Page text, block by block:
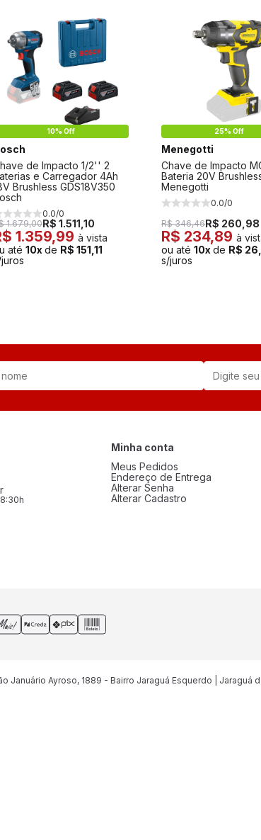
10% Off
de Impacto 1/2'' 2
e Carregador 4Ah
Brushless GDS18V350
0.0/0
1.679,00R$ 1.511,10
1.359,99 à vista
até 10x de R$ 151,11
25% Off
Menegotti
Chave de Impacto
Bateria 20V
Menegotti
0.0/0
R$ 346,46R$ 260,98
R$ 234,89 à
ou até 10x de R$
s/juros
Minha conta
Meus Pedidos
Endereço de Entrega
Alterar Senha
Alterar Cadastro
Januário Ayroso, 1889 - Bairro Jaraguá Esquerdo | Jaraguá